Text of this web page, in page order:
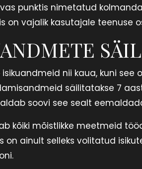
punktis nimetatud
on vajalik kasutajale teenuse
isikuandmeid nii kaua, kuni
säilitatakse 7
soovi see sealt
kõiki mõistlikke meetmeid
on ainult selleks volitatud